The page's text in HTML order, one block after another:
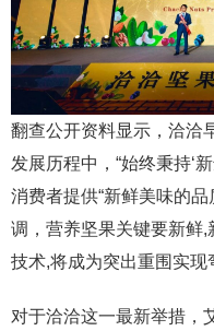
翻查公开资料显示，洽洽
发展历程中，“始终秉持‘
消费者提供“新鲜美味的
调，营养坚果关键要新鲜
技术,将成为突出重围实现
对于洽洽这一最新举措，